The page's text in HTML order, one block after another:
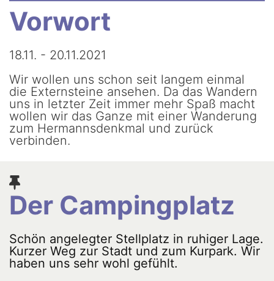
Vorwort
18.11. - 20.11.2021
Wir wollen uns schon seit langem einmal
die Externsteine ansehen. Da das Wandern
uns in letzter Zeit immer mehr Spaß macht
wollen wir das Ganze mit einer Wanderung
zum Hermannsdenkmal und zurück
verbinden.
Der Campingplatz
Schön angelegter Stellplatz in ruhiger Lage.
Kurzer Weg zur Stadt und zum Kurpark. Wir
haben uns sehr wohl gefühlt.